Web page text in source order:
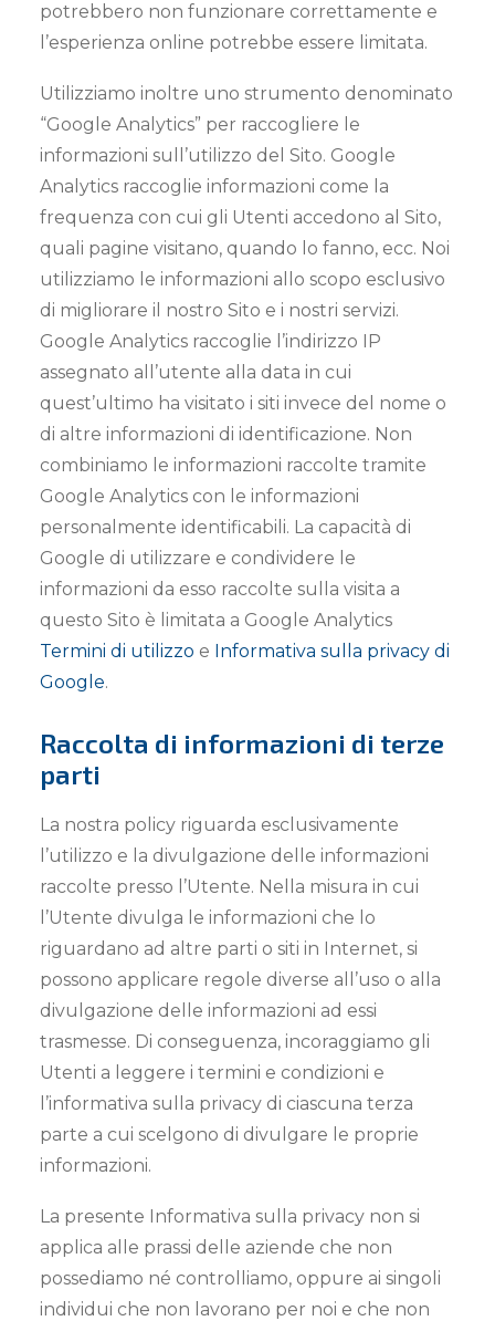
potrebbero non funzionare correttamente e
l’esperienza online potrebbe essere limitata.
Utilizziamo inoltre uno strumento denominato
“Google Analytics” per raccogliere le
informazioni sull’utilizzo del Sito. Google
Analytics raccoglie informazioni come la
frequenza con cui gli Utenti accedono al Sito,
quali pagine visitano, quando lo fanno, ecc. Noi
utilizziamo le informazioni allo scopo esclusivo
di migliorare il nostro Sito e i nostri servizi.
Google Analytics raccoglie l’indirizzo IP
assegnato all’utente alla data in cui
quest’ultimo ha visitato i siti invece del nome o
di altre informazioni di identificazione. Non
combiniamo le informazioni raccolte tramite
Google Analytics con le informazioni
personalmente identificabili. La capacità di
Google di utilizzare e condividere le
informazioni da esso raccolte sulla visita a
questo Sito è limitata a Google Analytics
Termini di utilizzo e Informativa sulla privacy di
Google.
Raccolta di informazioni di terze
parti
La nostra policy riguarda esclusivamente
l’utilizzo e la divulgazione delle informazioni
raccolte presso l’Utente. Nella misura in cui
l’Utente divulga le informazioni che lo
riguardano ad altre parti o siti in Internet, si
possono applicare regole diverse all’uso o alla
divulgazione delle informazioni ad essi
trasmesse. Di conseguenza, incoraggiamo gli
Utenti a leggere i termini e condizioni e
l’informativa sulla privacy di ciascuna terza
parte a cui scelgono di divulgare le proprie
informazioni.
La presente Informativa sulla privacy non si
applica alle prassi delle aziende che non
possediamo né controlliamo, oppure ai singoli
individui che non lavorano per noi e che non